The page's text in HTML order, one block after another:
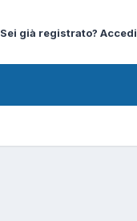
Sei già registrato? Accedi